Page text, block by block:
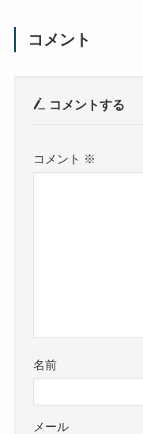
コメント
コメントする
コメント ※
名前
メール